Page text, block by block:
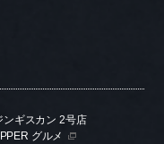
ンギスカン 2号店
グルメ